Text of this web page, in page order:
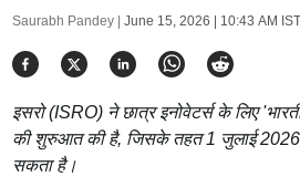
Saurabh Pandey | June 15, 2026 | 10:43 AM IST
इसरो (ISRO) ने छात्र इनोवेटर्स के लिए
की शुरुआत की है, जिसके तहत 1 जुलाई
सकता है।